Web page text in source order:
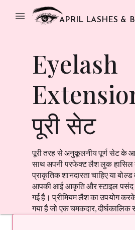
menu APRIL LASHES &
Eyelash
पूरी सेट
पूरी तरह से अनुकूलनीय पूर्ण सेट के
साथ अपनी परफेक्ट लैश लुक
प्राकृतिक शानदारता चाहिए या
आपकी आई आकृति और स्टाइल पसंद
गई है। प्रीमियम लैश का उपयोग
गया है जो एक चमकदार, दीर्घकालिक